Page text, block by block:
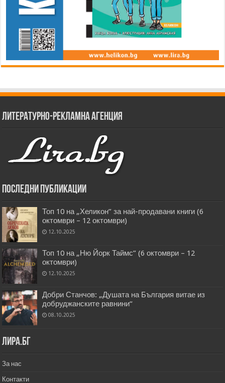
Литературно-рекламна агенция
Последни публикации
Топ 10 на „Хеликон” за най-продавани книги (6
октомври – 12 октомври)
12.10.2025
Топ 10 на „Ню Йорк Таймс” (6 октомври – 12
октомври)
12.10.2025
Добри Станчов: „Душата на България витае из
добруджанските равнини“
08.10.2025
Лира.бг
За нас
Контакти